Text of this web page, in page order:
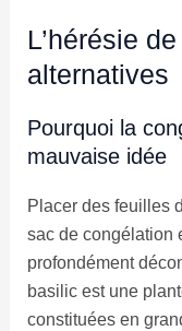
L’hérésie
alternatives
Pourquoi la
mauvaise idée
Placer des feuilles
sac de congélation
profondément
basilic est une
constituées en